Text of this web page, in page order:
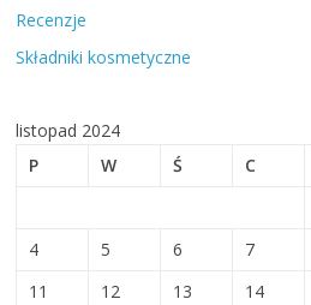
Recenzje
Składniki kosmetyczne
listopad 2024
P
W Ś C
4
5 6 7
11
12 13 14